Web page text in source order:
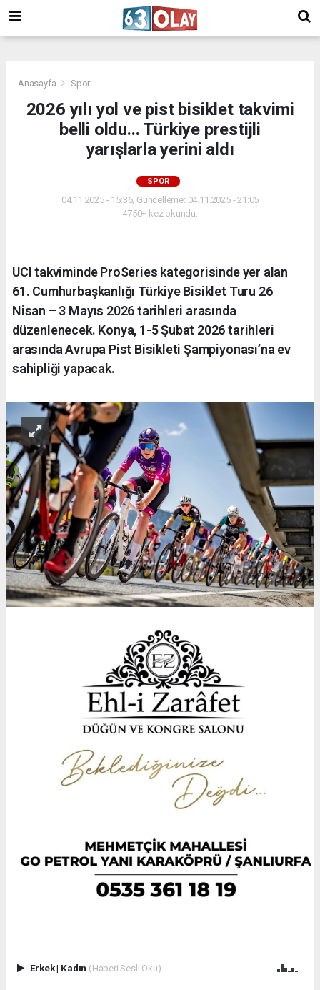
Anasayfa Spor
2026 yılı yol ve pist bisiklet takvimi
belli oldu... Türkiye prestijli
yarışlarla yerini aldı
SPOR
04.11.2025 - 15:36, Güncelleme: 04.11.2025 - 21:05
4750+ kez okundu.
UCI takviminde ProSeries kategorisinde yer alan
61. Cumhurbaşkanlığı Türkiye Bisiklet Turu 26
Nisan – 3 Mayıs 2026 tarihleri arasında
düzenlenecek. Konya, 1-5 Şubat 2026 tarihleri
arasında Avrupa Pist Bisikleti Şampiyonası’na ev
sahipliği yapacak.
Erkek| Kadın (Haberi Sesli Oku)